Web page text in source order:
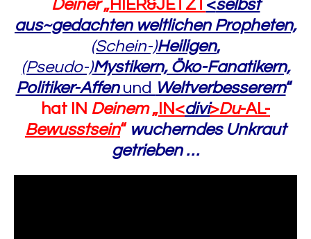
Deiner„HIER&JETZT<selbst
aus~gedachten weltlichen Propheten,
(Schein-)Heiligen,
(Pseudo-)Mystikern, Öko-Fanatikern,
Politiker-Affenund Weltverbesserern“
hat IN Deinem„ IN<divi>Du-AL-
Bewusstsein“ wucherndes Unkraut
getrieben …